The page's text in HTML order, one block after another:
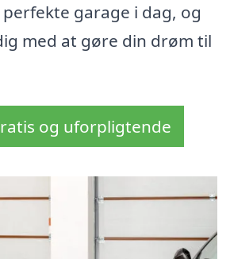
garage i dag, og
med at gøre din drøm til
og uforpligtende